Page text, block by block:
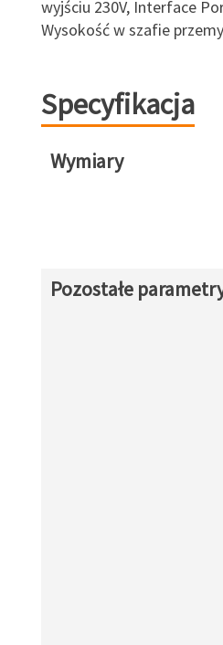
wyjściu 230V, Interface
Wysokość w szafie
Specyfikacja
Wymiary
Pozostałe